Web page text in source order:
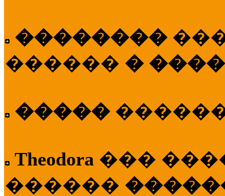
��������
������ �
�����
Theodora ���
������